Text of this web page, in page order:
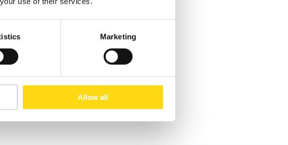
Marketing
Allow all